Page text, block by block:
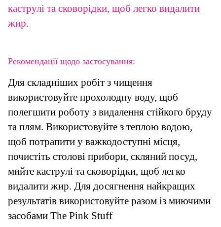
каструлі та сковорідки, щоб легко видалити
жир.
Рекомендації щодо застосування:
Для складніших робіт з чищення
використовуйте прохолодну воду, щоб
полегшити роботу з видалення стійкого бруду
та плям. Використовуйте з теплою водою,
щоб потрапити у важкодоступні місця,
почистіть столові прибори, скляний посуд,
мийте каструлі та сковорідки, щоб легко
видалити жир. Для досягнення найкращих
результатів використовуйте разом із миючими
засобами The Pink Stuff